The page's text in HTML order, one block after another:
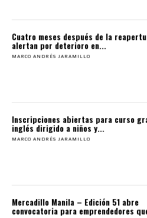
Cuatro meses después de la
alertan por deterioro en...
MARCO ANDRÉS JARAMILLO
Inscripciones abiertas para curso
inglés dirigido a niños y...
MARCO ANDRÉS JARAMILLO
Mercadillo Manila – Edición 51 abre
convocatoria para emprendedores